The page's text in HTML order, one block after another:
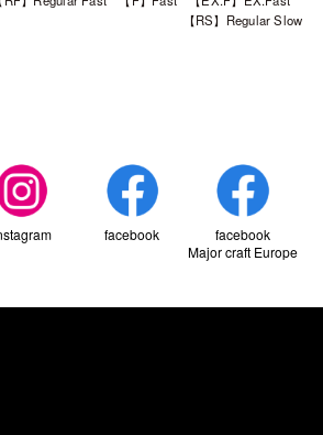
【RS】Regular Slow
facebook
facebook
Major craft Europe